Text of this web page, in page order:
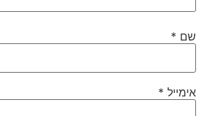
שם *
אימייל *